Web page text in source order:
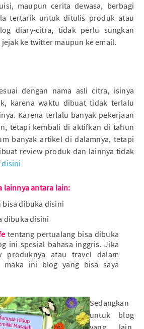
maupun cerita dewasa, berbagi
tertarik untuk ditulis produk atau
diary-citra, tidak perlu sungkan
ke twitter maupun ke email.
dengan nama asli citra, isinya
karena waktu dibuat tidak terlalu
Karena terlalu banyak pekerjaan
tetapi kembali di aktifkan di tahun
banyak artikel di dalamnya, tetapi
review produk dan lainnya tidak
disini
lainnya antara lain:
dibuka disini
dibuka disini
tentang pertualang bisa dibuka
ini spesial bahasa inggris. Jika
produknya atau travel dalam
maka ini blog yang bisa saya
Sedangkan
untuk blog
yang lain,